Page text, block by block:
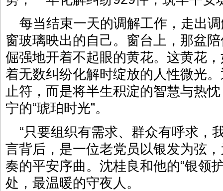
每当结束一天的调解工作，走出
窗玻璃映出的自己。窗台上，那盆
倔强地开着不起眼的黄花。这黄花
着无数纠纷化解时绽放的人性微光
止符，而是将半生积淀的智慧与热
宁的“琥珀时光”。
“只要组织有需求、群众有呼求，
言背后，是一位老党员以银发为弦
奏的平安序曲。沈桂良和他的“银领
处，最温暖的守夜人。